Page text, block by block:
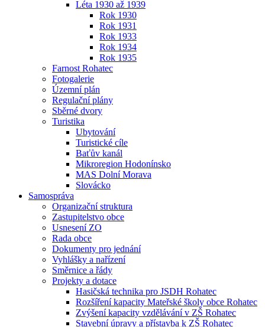
Léta 1930 až 1939
Rok 1930
Rok 1931
Rok 1933
Rok 1934
Rok 1935
Farnost Rohatec
Fotogalerie
Územní plán
Regulační plány
Sběrné dvory
Turistika
Ubytování
Turistické cíle
Baťův kanál
Mikroregion Hodonínsko
MAS Dolní Morava
Slovácko
Samospráva
Organizační struktura
Zastupitelstvo obce
Usnesení ZO
Rada obce
Dokumenty pro jednání
Vyhlášky a nařízení
Směrnice a řády
Projekty a dotace
Hasičská technika pro JSDH Rohatec
Rozšíření kapacity Mateřské školy obce Rohatec
Zvýšení kapacity vzdělávání v ZŠ Rohatec
Stavební úpravy a přístavba k ZŠ Rohatec